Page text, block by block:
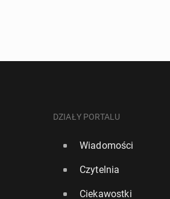
"Rzecz­po­spo­li­ta": Niższe
DZIAŁY PORTALU
Wiadomości
Czytelnia
Ciekawostki